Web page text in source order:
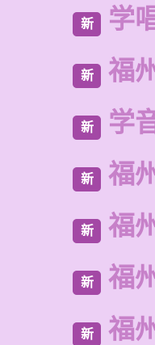
新 学
新 福
新 学
新 福
新 福
新 福
新 福